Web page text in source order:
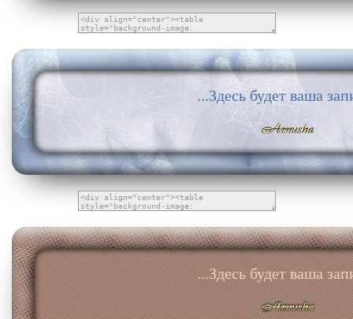
...Здесь будет ваша
...Здесь будет ваша